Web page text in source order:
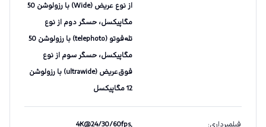
از نوع عریض (Wide) با رزولوشن 50
مگاپیکسل، حسگر دوم از نوع
تله‌فوتو (telephoto) با رزولوشن 50
مگاپیکسل، حسگر سوم از نوع
فوق‌عریض (ultrawide) با رزولوشن
12 مگاپیکسل
فیلمبرداری:
4K@24/30/60fps,